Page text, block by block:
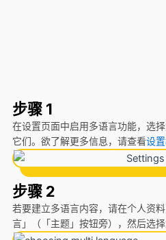
步骤 1
在设置页面中启用多语言功能，选
它们。欲了解更多信息，请查看设
步骤 2
若要建立多语言内容，请在个人资
言」（「主题」按钮旁），然后选择